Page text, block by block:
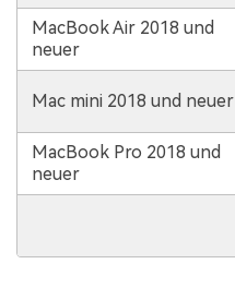
MacBook Air 2018 und
neuer
Mac mini 2018 und neuer
MacBook Pro 2018 und
neuer